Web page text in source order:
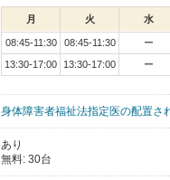
月 火 水
08:45-11:30 08:45-11:30 ー
13:30-17:00
13:30-17:00 ー
身体障害者福祉法指定医の配置さ
あり
無料: 30台